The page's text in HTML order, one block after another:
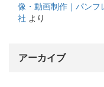
像・動画制作｜パンフ
社 より
アーカイブ